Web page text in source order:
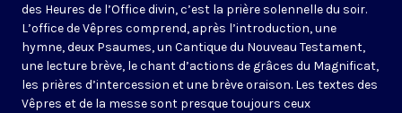
des Heures de l’Office divin, c’est la prière solennelle du soir.
L’office de Vêpres comprend, après l’introduction, une
hymne, deux Psaumes, un Cantique du Nouveau Testament,
une lecture brève, le chant d’actions de grâces du Magnificat,
les prières d’intercession et une brève oraison. Les textes des
Vêpres et de la messe sont presque toujours ceux